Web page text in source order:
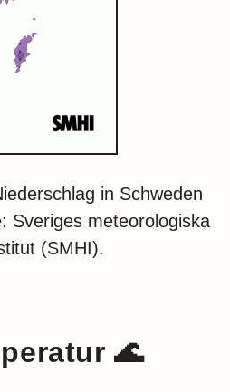
in Schweden
Sveriges meteorologiska
(SMHI).
🌊